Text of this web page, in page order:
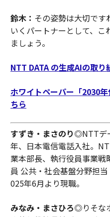
鈴木： その姿勢は大切です
いくパートナーとして、
ましょう。
NTT DATA の生成AIの取り
ホワイトペーパー「2030
ちら
すずき・まさのり◎NTTデ
年、日本電信電話入社。
業本部長、執行役員事業
員 公共・社会基盤分野担
025年6月より現職。
みなみ・まさひろ◎りそな